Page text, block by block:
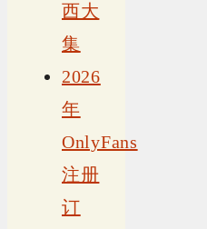
西大
集
2026
年
OnlyFans
注册
订